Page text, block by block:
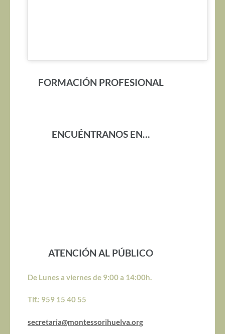
FORMACIÓN PROFESIONAL
ENCUÉNTRANOS EN…
ATENCIÓN AL PÚBLICO
De Lunes a viernes de 9:00 a 14:00h.
Tlf.: 959 15 40 55
secretaria@montessorihuelva.org